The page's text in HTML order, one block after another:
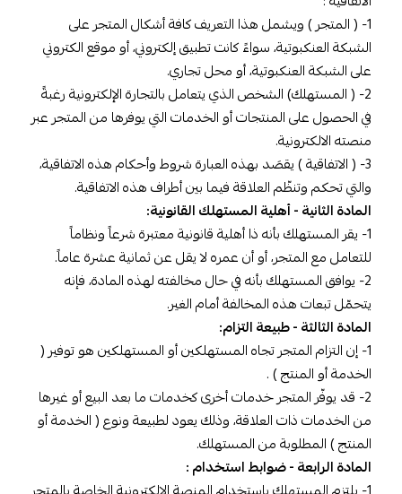
1- ( المتجر ) ويشمل هذا التعريف كافة أشكال المتجر على
الشبكة العنكبوتية، سواءً كانت تطبيق إلكتروني، أو موقع الكتروني
على الشبكة العنكبوتية، أو محل تجاري.
2- ( المستهلك) الشخص الذي يتعامل بالتجارة الإلكترونية رغبةً
في الحصول على المنتجات أو الخدمات التي يوفرها من المتجر عبر
منصته الالكترونية.
3- ( الاتفاقية ) يقصَد بهذه العبارة شروط وأحكام هذه الاتفاقية،
والتي تحكم وتنظّم العلاقة فيما بين أطراف هذه الاتفاقية.
المادة الثانية - أهلية المستهلك القانونية:
1- يقر المستهلك بأنه ذا أهلية قانونية معتبرة شرعاً ونظاماً
للتعامل مع المتجر، أو أن عمره لا يقل عن ثمانية عشرة عاماً.
2- يوافق المستهلك بأنه في حال مخالفته لهذه المادة، فإنه
يتحمّل تبعات هذه المخالفة أمام الغير.
المادة الثالثة - طبيعة التزام:
1- إن التزام المتجر تجاه المستهلكين أو المستهلكين هو توفير (
الخدمة أو المنتج ) .
2- قد يوفّر المتجر خدمات أخرى كخدمات ما بعد البيع أو غيرها
من الخدمات ذات العلاقة، وذلك يعود لطبيعة ونوع ( الخدمة أو
المنتج ) المطلوبة من المستهلك.
المادة الرابعة - ضوابط استخدام :